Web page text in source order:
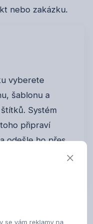
nebo zakázku.
vyberete
šablonu a
Systém
připraví
odešle ho přes
se vám reklamy na